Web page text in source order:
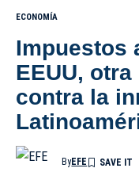
ECONOMÍA
Impuestos
EEUU,
contra la
ByEFE